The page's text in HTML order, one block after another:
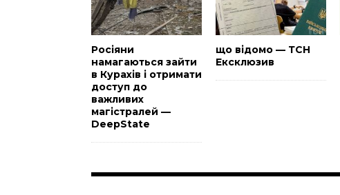
Росіяни
намагаються зайти
в Курахів і отримати
доступ до
важливих
магістралей —
DeepState
що відомо — ТСН
Ексклюзив